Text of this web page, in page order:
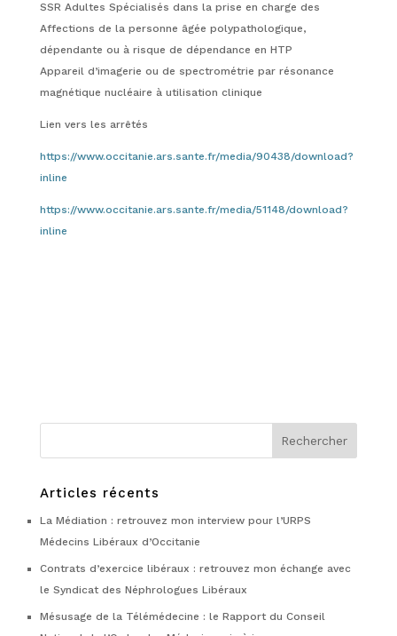
SSR Adultes Spécialisés dans la prise en charge des
Affections de la personne âgée polypathologique,
dépendante ou à risque de dépendance en HTP
Appareil d’imagerie ou de spectrométrie par résonance
magnétique nucléaire à utilisation clinique
Lien vers les arrêtés
https://www.occitanie.ars.sante.fr/media/90438/download?
inline
https://www.occitanie.ars.sante.fr/media/51148/download?
inline
Articles récents
La Médiation : retrouvez mon interview pour l’URPS
Médecins Libéraux d’Occitanie
Contrats d’exercice libéraux : retrouvez mon échange avec
le Syndicat des Néphrologues Libéraux
Mésusage de la Télémédecine : le Rapport du Conseil